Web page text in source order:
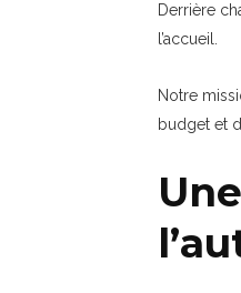
Derrière
l’accueil.
Notre
budget et